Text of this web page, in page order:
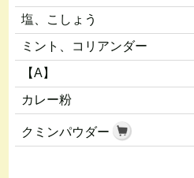
塩、こしょう
ミント、コリアンダー
【A】
カレー粉
クミンパウダー